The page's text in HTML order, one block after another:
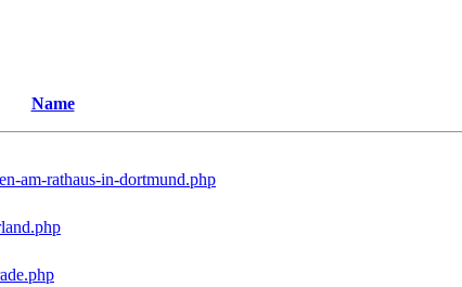
Name
am-rathaus-in-dortmund.php